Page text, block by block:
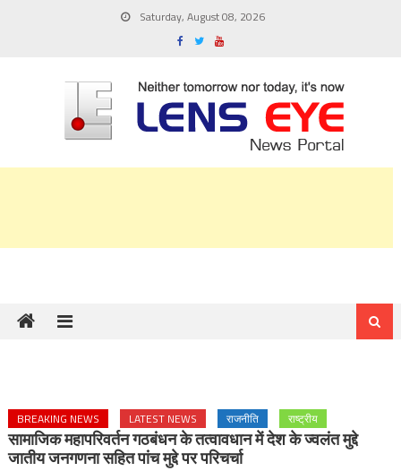
Saturday, August 08, 2026
BREAKING NEWS LATEST NEWS राजनीति राष्ट्रीय
सामाजिक महापरिवर्तन गठबंधन के तत्वावधान में देश के ज्वलंत मुद्दे
जातीय जनगणना सहित पांच मुद्दे पर परिचर्चा